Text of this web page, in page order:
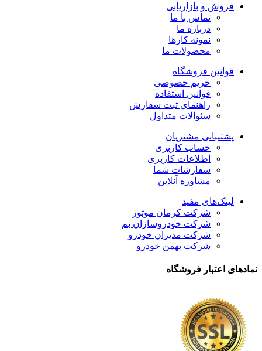
فروش و بازاریابی
تماس با ما
درباره ما
نمونه کارها
محصولات ما
قوانین فروشگاه
حریم خصوصی
قوانین استفاده
راهنمای ثبت سفارش
سئوالات متداول
پشتیبانی مشتریان
حساب کاربری
اطلاعات کاربری
سفارشات شما
مشاوره آنلاین
لینک‌های مفید
شرکت کرمان موتور
شرکت خودروسازان بم
شرکت مدیران خودرو
شرکت بهمن خودرو
نمادهای اعتبار فروشگاه